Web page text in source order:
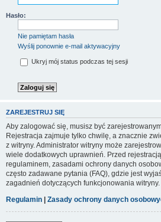
Hasło:
Nie pamiętam hasła
Wyślij ponownie e-mail aktywacyjny
Ukryj mój status podczas tej sesji
ZAREJESTRUJ SIĘ
Aby zalogować się, musisz być
Rejestracja zajmuje tylko chwilę, a znacznie
z witryny. Administrator witryny może
wiele dodatkowych uprawnień. Przed
regulaminem, zasadami ochrony danych
często zadawane pytania (FAQ), gdzie jest
zagadnień dotyczących funkcjonowania witryny.
Regulamin | Zasady ochrony danych